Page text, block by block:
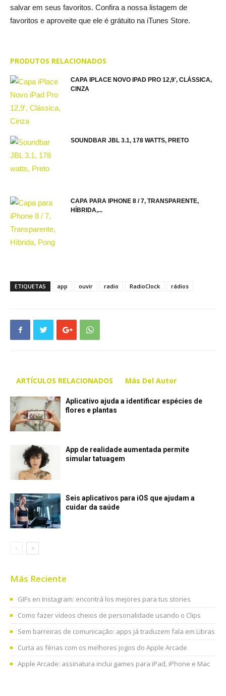
salvar em seus favoritos. Confira a nossa listagem de
favoritos e aproveite que ele é grátuito na iTunes Store.
PRODUTOS RELACIONADOS
CAPA IPLACE NOVO IPAD PRO 12,9', CLÁSSICA,
CINZA
SOUNDBAR JBL 3.1, 178 WATTS, PRETO
CAPA PARA IPHONE 8 / 7, TRANSPARENTE,
HÍBRIDA,...
ETIQUETAS app ouvir radio RadioClock rádios
ARTÍCULOS RELACIONADOS Más Del Autor
Aplicativo ajuda a identificar espécies de
flores e plantas
App de realidade aumentada permite
simular tatuagem
Seis aplicativos para iOS que ajudam a
cuidar da saúde
Más Reciente
GIFs en Instagram: encontrá los mejores para tus stories
Como fazer vídeos cheios de personalidade usando o Clips
Sem barreiras de comunicação: apps já traduzem fala em Libras
Curta as férias com os melhores jogos do Apple Arcade
Apple Arcade: assinatura inclui games para iPad, iPhone e Mac